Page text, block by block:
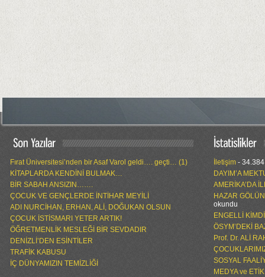
Fırat Üniversitesi’nden bir Asaf Varol geldi…. geçti… (1)
KİTAPLARDA KENDİNİ BULMAK…
BİR SABAH ANSIZIN…….
ÇOCUK VE GENÇLERDE İNTİHAR MEYİLİ
ADI NURCİHAN, ERHAN, ALİ, DOĞUKAN OLSUN
ÇOCUK İSTİSMARI YETER ARTIK!
ÖĞRETMENLİK MESLEĞİ BİR SEVDADIR
DENİZLİ’DEN ESİNTİLER
TRAFİK KABUSU
İÇ DÜNYAMIZIN TEMİZLİĞİ
İletişim -
DAYIM’A
AMERİKA’DA
HAZAR
okundu
ENGELLİ
ÖSYM’DEKİ
Prof. Dr. ALİ
SOSYAL
MEDYA ve ETİK